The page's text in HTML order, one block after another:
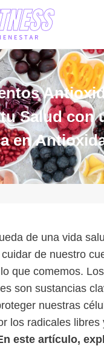
Salud con
en
de una vida
de nuestro
que comemos. Los
son sustancias
nuestras
los radicales libres
este artículo,